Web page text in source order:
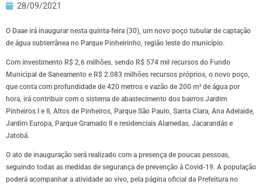
28/09/2021
O Daae irá inaugurar nesta quinta-feira (30), um novo poço tubular de captação
de água subterrânea no Parque Pinheirinho, região leste do município.
Com investimento R$ 2,6 milhões, sendo R$ 574 mil recursos do Fundo
Municipal de Saneamento e R$ 2.083 milhões recursos próprios, o novo poço,
que conta com profundidade de 420 metros e vazão de 200 m³ de água por
hora, irá contribuir com o sistema de abastecimento dos bairros Jardim
Pinheiros I e II, Altos de Pinheiros, Parque São Paulo, Santa Clara, Ana Adelaide,
Jardim Europa, Parque Gramado II e residenciais Alamedas, Jacarandás e
Jatobá.
O ato de inauguração será realizado com a presença de poucas pessoas,
seguindo todas as medidas de segurança de prevenção à Covid-19. A população
poderá acompanhar a atividade ao vivo, pela página oficial da Prefeitura no